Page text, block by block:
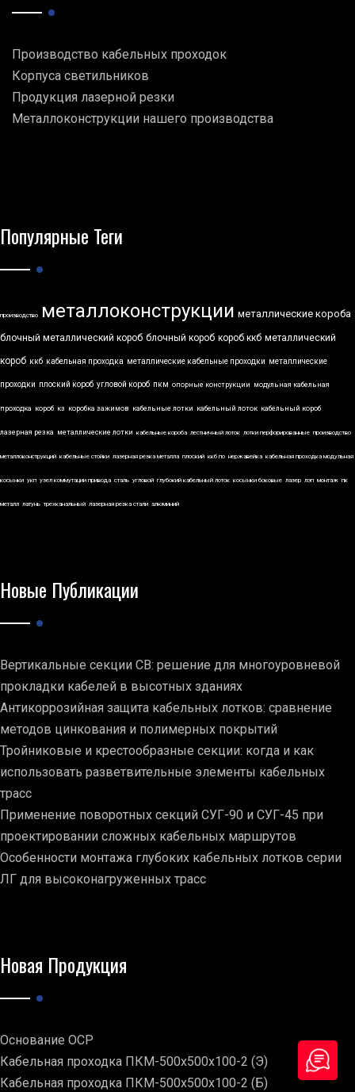
Производство кабельных проходок
Корпуса светильников
Продукция лазерной резки
Металлоконструкции нашего производства
Популярные Теги
производство металлоконструкции металлические короба
блочный металлический короб блочный короб короб ккб металлический
короб ккб кабельная проходка металлические кабельные проходки металлические
проходки плоский короб угловой короб пкм опорные конструкции модульная кабельная
проходка короб кз коробка зажимов кабельные лотки кабельный лоток кабельный короб
лазерная резка металлические лотки кабельные короба лестничный лоток лотки перфорированные производство
металлоконструкций кабельные стойки лазерная резка металла плоский ккб по нержавейка кабельная проходка модульная
косынки укп узел коммутации привода сталь угловой глубокий кабельный лоток косынки боковые лазер лэп монтаж пк
металл латунь трехканальный лазерная резка стали алюминий
Новые Публикации
Вертикальные секции СВ: решение для многоуровневой
прокладки кабелей в высотных зданиях
Антикоррозийная защита кабельных лотков: сравнение
методов цинкования и полимерных покрытий
Тройниковые и крестообразные секции: когда и как
использовать разветвительные элементы кабельных
трасс
Применение поворотных секций СУГ-90 и СУГ-45 при
проектировании сложных кабельных маршрутов
Особенности монтажа глубоких кабельных лотков серии
ЛГ для высоконагруженных трасс
Новая Продукция
Основание ОСР
Кабельная проходка ПКМ-500х500х100-2 (Э)
Кабельная проходка ПКМ-500х500х100-2 (Б)